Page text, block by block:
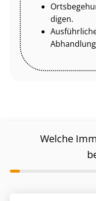
di­gen.
Welche